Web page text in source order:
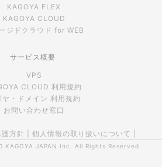
KAGOYA FLEX
KAGOYA CLOUD
ジドクラウド for WEB
サービス概要
VPS
CLOUD 利用規約
ヤ・ドメイン 利用規約
お問い合わせ窓口
方針 個人情報の取り扱いについて
KAGOYA JAPAN Inc. All Rights Reserved.